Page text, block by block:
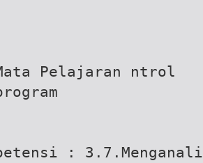
Pelajaran ntrol
: